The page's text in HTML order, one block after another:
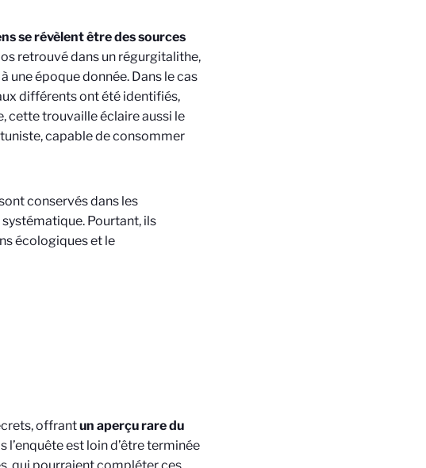
se révèlent être des sources
retrouvé dans un régurgitalithe,
une époque donnée. Dans le cas
différents ont été identifiés,
cette trouvaille éclaire aussi le
capable de consommer
conservés dans les
Pourtant, ils
écologiques et le
offrantun aperçu rare du
l’enquête est loin d’être terminée